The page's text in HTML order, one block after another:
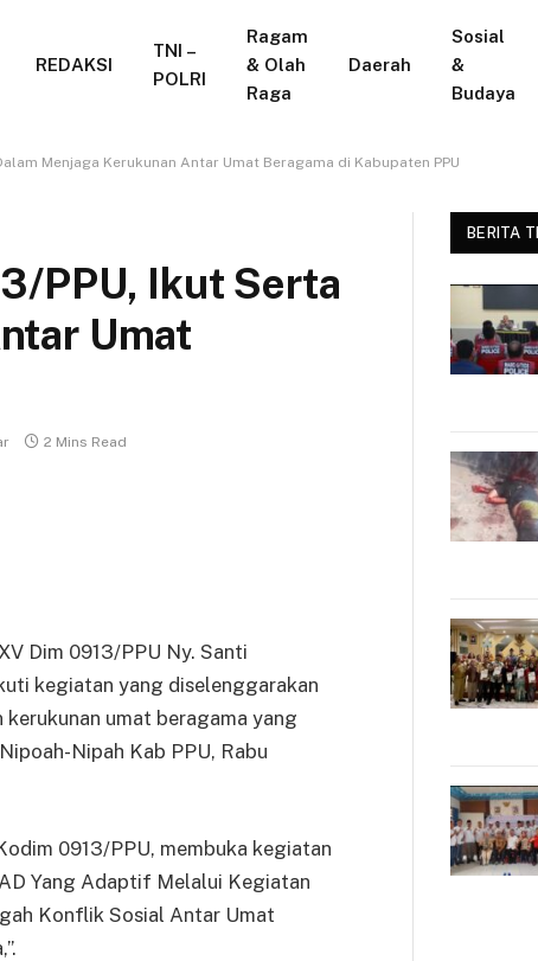
REDAKSI
TNI –
POLRI
Ragam
& Olah
Raga
Daerah
Sosial
&
Budaya
Menjaga Kerukunan Antar Umat Beragama di Kabupaten PPU
PPU, Ikut Serta
Umat
2 Mins Read
Dim 0913/PPU Ny. Santi
kegiatan yang diselenggarakan
umat beragama yang
Nipah Kab PPU, Rabu
0913/PPU, membuka kegiatan
Yang Adaptif Melalui Kegiatan
Konflik Sosial Antar Umat
BERITA